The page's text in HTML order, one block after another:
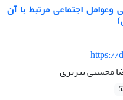
اجتماعی مرتبط با آن
https://
محسنی تبریزی